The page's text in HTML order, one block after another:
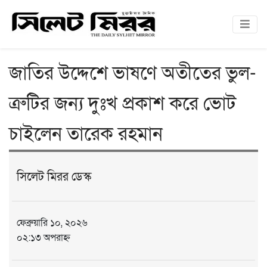
জাতির উদ্দেশে ভাষণে অতীতের ভুল-
ত্রুটির জন্য দুঃখ প্রকাশ করে ভোট
চাইলেন তারেক রহমান
সিলেট মিরর ডেস্ক
ফেব্রুয়ারি ১০, ২০২৬
০২:১৩ অপরাহ্ন